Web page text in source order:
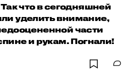
что в сегодняшней
уделить внимание,
части
и рукам. Погнали!